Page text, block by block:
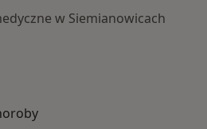
w Siemianowicach